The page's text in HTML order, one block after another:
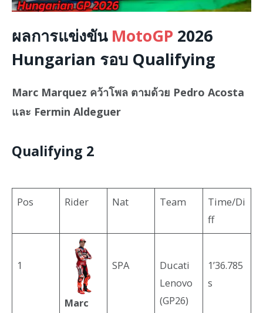
ผลการแข่งขัน MotoGP 2026
Hungarian รอบ Qualifying
Marc Marquez คว้าโพล ตามด้วย Pedro Acosta
และ Fermin Aldeguer
Qualifying 2
Pos Rider Nat Team
Time/Di
ff
1
Marc
SPA
Ducati
Lenovo
(GP26)
1’36.785
s